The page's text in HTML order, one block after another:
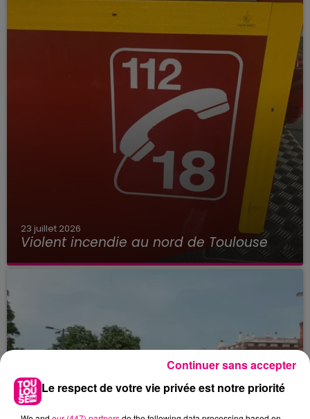
23 juillet 2026
Violent incendie au nord de Toulouse
Le respect de votre vie privée est notre priorité
Continuer sans accepter